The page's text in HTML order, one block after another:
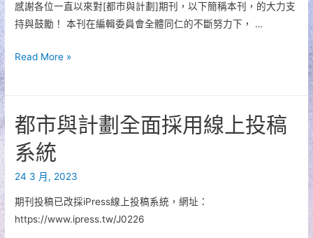
感謝各位一直以來對[都市與計劃]期刊，以下簡稱本刊，的大力支
持與鼓勵！ 本刊在編輯委員會全體同仁的不斷努力下， …
【都
劃】
期
刊
審
查
費
Read More »
都市與計劃全面採用線上投稿
系統
24 3 月, 2023
期刊投稿已改採iPress線上投稿系統，網址：
https://www.ipress.tw/J0226